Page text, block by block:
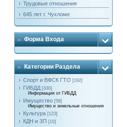
Трудовые отношения
645 лет г. Чухломе
Форма Входа
Категории Раздела
Спорт и ВФСК ГТО [192]
ГИБДД [330]
Информация от ГИБДД
Имущество [58]
Имущество и земельные отношения
Культура [123]
КДН и ЗП [10]